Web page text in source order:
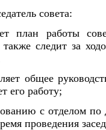
совета:
план работы
также следит за
общее
его работу;
с отделом
проведения